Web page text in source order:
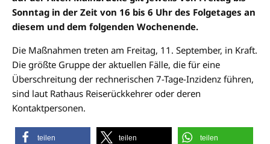
Sonntag in der Zeit von 16 bis 6 Uhr des Folgetages an
diesem und dem folgenden Wochenende.
Die Maßnahmen treten am Freitag, 11. September, in Kraft.
Die größte Gruppe der aktuellen Fälle, die für eine
Überschreitung der rechnerischen 7-Tage-Inzidenz führen,
sind laut Rathaus Reiserückkehrer oder deren
Kontaktpersonen.
teilen teilen teilen